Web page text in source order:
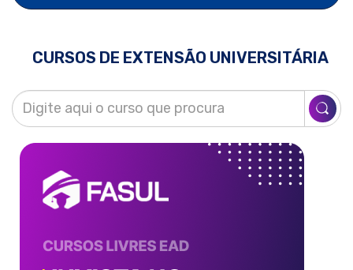
CURSOS DE EXTENSÃO UNIVERSITÁRIA